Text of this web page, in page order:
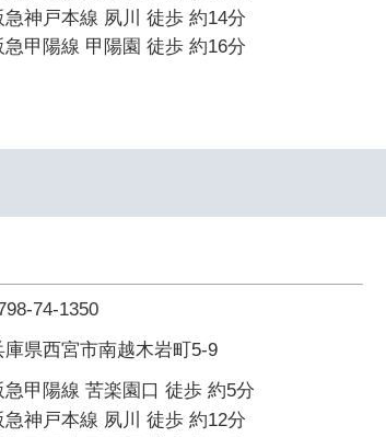
急神戸本線 夙川 徒歩 約14分
急甲陽線 甲陽園 徒歩 約16分
74-1350
庫県西宮市南越木岩町5-9
急甲陽線 苦楽園口 徒歩 約5分
急神戸本線 夙川 徒歩 約12分